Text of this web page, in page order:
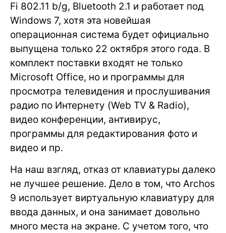
Fi 802.11 b/g, Bluetooth 2.1 и работает под
Windows 7, хотя эта новейшая
операционная система будет официально
выпущена только 22 октября этого года. В
комплект поставки входят не только
Microsoft Office, но и программы для
просмотра телевидения и прослушивания
радио по Интернету (Web TV & Radio),
видео конференции, антивирус,
программы для редактирования фото и
видео и пр.
На наш взгляд, отказ от клавиатуры далеко
не лучшее решение. Дело в том, что Archos
9 использует виртуальную клавиатуру для
ввода данных, и она занимает довольно
много места на экране. С учетом того, что